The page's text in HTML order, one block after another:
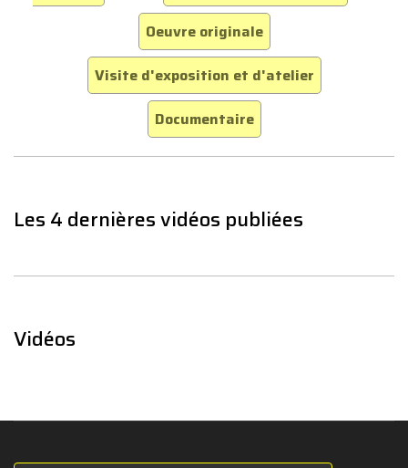
Oeuvre originale
Visite d'exposition et d'atelier
Documentaire
Les 4 dernières vidéos publiées
Vidéos